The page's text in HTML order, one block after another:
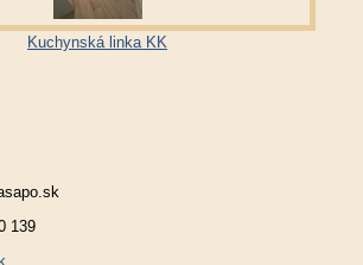
Kuchynská linka KK
139